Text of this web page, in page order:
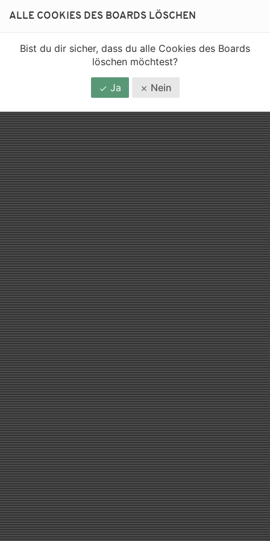
ALLE COOKIES DES BOARDS LÖSCHEN
Bist du dir sicher, dass du alle Cookies des Boards
löschen möchtest?
Ja Nein